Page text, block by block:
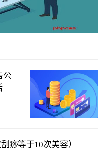
公
痧等于10次美容）